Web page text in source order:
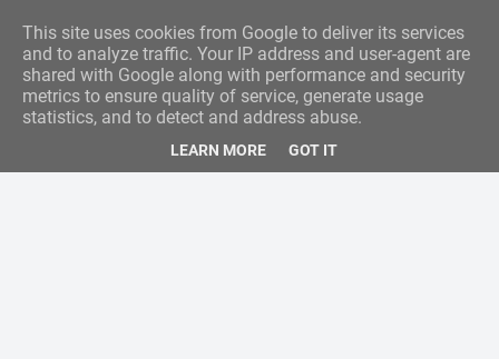
This site uses cookies from Google to deliver its services
and to analyze traffic. Your IP address and user-agent are
shared with Google along with performance and security
metrics to ensure quality of service, generate usage
statistics, and to detect and address abuse.
LEARN MORE GOT IT